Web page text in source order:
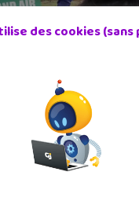
des cookies